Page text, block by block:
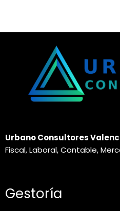
Urbano Consultores
Fiscal, Laboral, Contable,
Gestoría